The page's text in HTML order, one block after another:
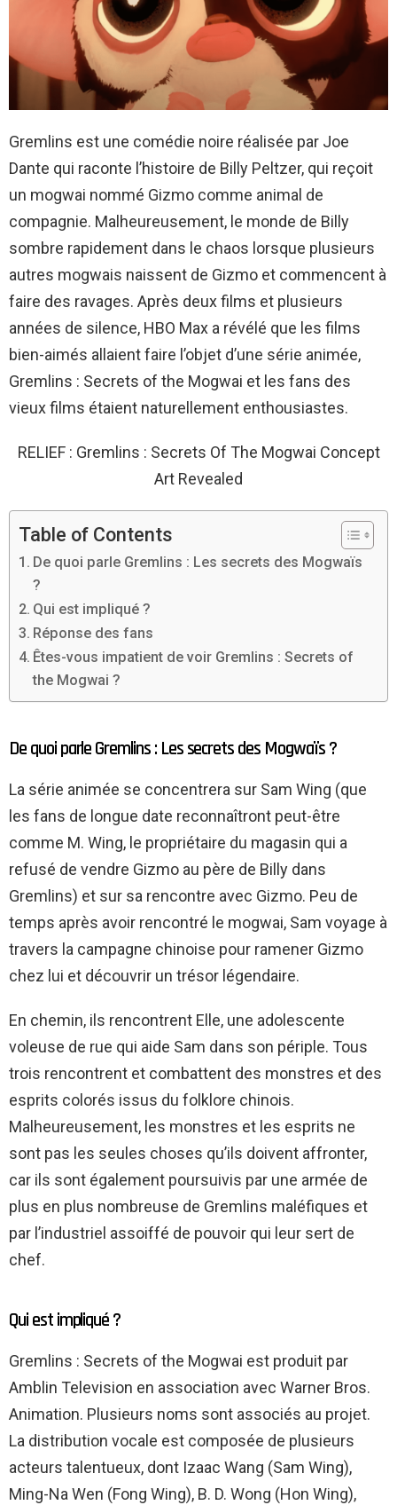
Gremlins est une comédie noire réalisée par Joe
Dante qui raconte l’histoire de Billy Peltzer, qui reçoit
un mogwai nommé Gizmo comme animal de
compagnie. Malheureusement, le monde de Billy
sombre rapidement dans le chaos lorsque plusieurs
autres mogwais naissent de Gizmo et commencent à
faire des ravages. Après deux films et plusieurs
années de silence, HBO Max a révélé que les films
bien-aimés allaient faire l’objet d’une série animée,
Gremlins : Secrets of the Mogwai et les fans des
vieux films étaient naturellement enthousiastes.
RELIEF : Gremlins : Secrets Of The Mogwai Concept
Art Revealed
Table of Contents
De quoi parle Gremlins : Les secrets des Mogwaïs
?
Qui est impliqué ?
Réponse des fans
Êtes-vous impatient de voir Gremlins : Secrets of
the Mogwai ?
De quoi parle Gremlins : Les secrets des Mogwaïs ?
La série animée se concentrera sur Sam Wing (que
les fans de longue date reconnaîtront peut-être
comme M. Wing, le propriétaire du magasin qui a
refusé de vendre Gizmo au père de Billy dans
Gremlins) et sur sa rencontre avec Gizmo. Peu de
temps après avoir rencontré le mogwai, Sam voyage à
travers la campagne chinoise pour ramener Gizmo
chez lui et découvrir un trésor légendaire.
En chemin, ils rencontrent Elle, une adolescente
voleuse de rue qui aide Sam dans son périple. Tous
trois rencontrent et combattent des monstres et des
esprits colorés issus du folklore chinois.
Malheureusement, les monstres et les esprits ne
sont pas les seules choses qu’ils doivent affronter,
car ils sont également poursuivis par une armée de
plus en plus nombreuse de Gremlins maléfiques et
par l’industriel assoiffé de pouvoir qui leur sert de
chef.
Qui est impliqué ?
Gremlins : Secrets of the Mogwai est produit par
Amblin Television en association avec Warner Bros.
Animation. Plusieurs noms sont associés au projet.
La distribution vocale est composée de plusieurs
acteurs talentueux, dont Izaac Wang (Sam Wing),
Ming-Na Wen (Fong Wing), B. D. Wong (Hon Wing),